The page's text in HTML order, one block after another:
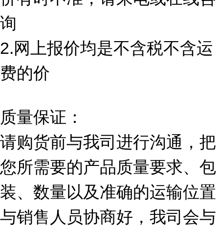
询
2.网上报价均是不含税不含运
费的价
质量保证：
请购货前与我司进行沟通，把
您所需要的产品质量要求、包
装、数量以及准确的运输位置
与销售人员协商好，我司会与